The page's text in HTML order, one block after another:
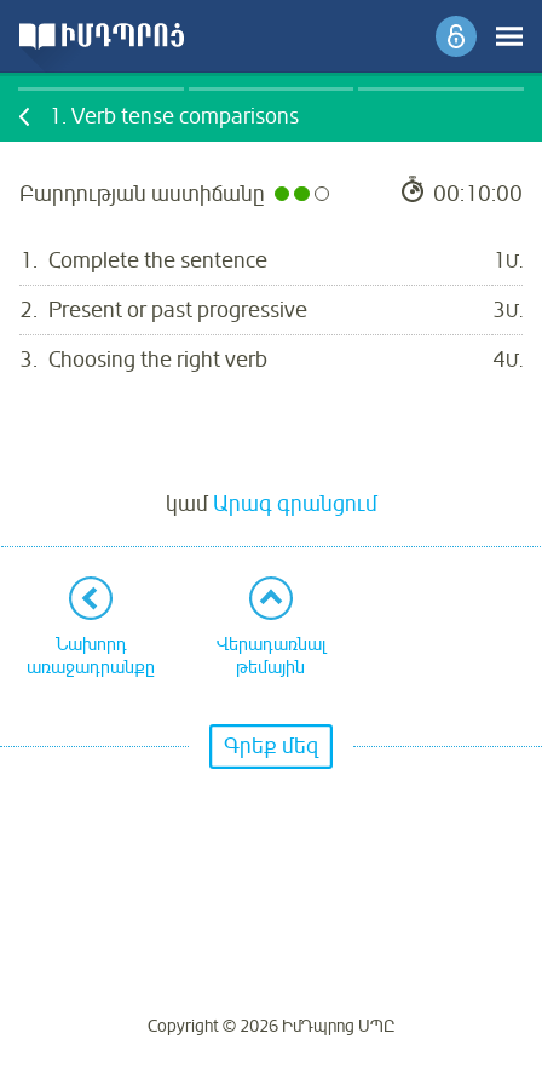
1. Verb tense comparisons
Բարդության աստիճանը 00:10:00
1. Complete the sentence 1 Մ.
2. Present or past progressive 3Մ.
3. Choosing the right verb 4Մ.
կամԱրագ գրանցում
Նախորդ
առաջադրանքը
Վերադառնալ
թեմային
Գրեք մեզ
Copyright © 2026 ԻմԴպրոց ՍՊԸ